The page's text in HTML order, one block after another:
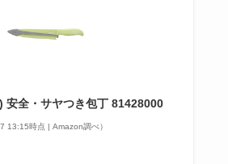
安全・サヤつき包丁 81428000
13:15時点 | Amazon調べ）